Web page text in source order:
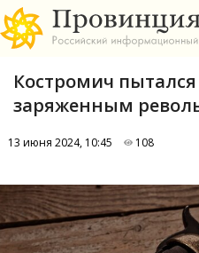
А
Костромич
заряженным
13 июня 2024, 10:45 108